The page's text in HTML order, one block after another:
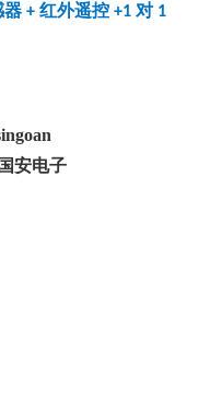
器 + 红外遥控 +1 对 1
安电子